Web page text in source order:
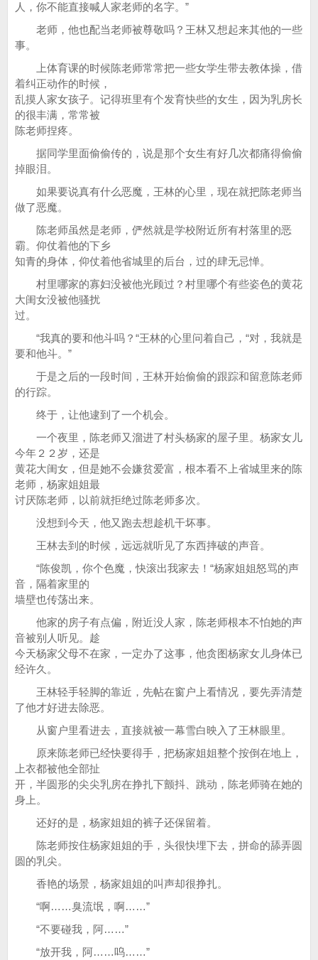
人，你不能直接喊人家老师的名字。”
老师，他也配当老师被尊敬吗？王林又想起来其他的一些
事。
上体育课的时候陈老师常常把一些女学生带去教体操，借
着纠正动作的时候，
乱摸人家女孩子。记得班里有个发育快些的女生，因为乳房长
的很丰满，常常被
陈老师捏疼。
据同学里面偷偷传的，说是那个女生有好几次都痛得偷偷
掉眼泪。
如果要说真有什么恶魔，王林的心里，现在就把陈老师当
做了恶魔。
陈老师虽然是老师，俨然就是学校附近所有村落里的恶
霸。仰仗着他的下乡
知青的身体，仰仗着他省城里的后台，过的肆无忌惮。
村里哪家的寡妇没被他光顾过？村里哪个有些姿色的黄花
大闺女没被他骚扰
过。
“我真的要和他斗吗？“王林的心里问着自己，“对，我就是
要和他斗。”
于是之后的一段时间，王林开始偷偷的跟踪和留意陈老师
的行踪。
终于，让他逮到了一个机会。
一个夜里，陈老师又溜进了村头杨家的屋子里。杨家女儿
今年２２岁，还是
黄花大闺女，但是她不会嫌贫爱富，根本看不上省城里来的陈
老师，杨家姐姐最
讨厌陈老师，以前就拒绝过陈老师多次。
没想到今天，他又跑去想趁机干坏事。
王林去到的时候，远远就听见了东西摔破的声音。
“陈俊凯，你个色魔，快滚出我家去！“杨家姐姐怒骂的声
音，隔着家里的
墙壁也传荡出来。
他家的房子有点偏，附近没人家，陈老师根本不怕她的声
音被别人听见。趁
今天杨家父母不在家，一定办了这事，他贪图杨家女儿身体已
经许久。
王林轻手轻脚的靠近，先帖在窗户上看情况，要先弄清楚
了他才好进去除恶。
从窗户里看进去，直接就被一幕雪白映入了王林眼里。
原来陈老师已经快要得手，把杨家姐姐整个按倒在地上，
上衣都被他全部扯
开，半圆形的尖尖乳房在挣扎下颤抖、跳动，陈老师骑在她的
身上。
还好的是，杨家姐姐的裤子还保留着。
陈老师按住杨家姐姐的手，头很快埋下去，拼命的舔弄圆
圆的乳尖。
香艳的场景，杨家姐姐的叫声却很挣扎。
“啊……臭流氓，啊……”
“不要碰我，阿……”
“放开我，阿……呜……”